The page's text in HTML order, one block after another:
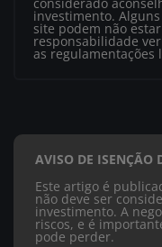
investimento.
site podem não
responsabilidade
as regulamentações
AVISO DE ISENÇÃO
Este artigo é
não deve ser
investimento. A
riscos, e é
pode perder.